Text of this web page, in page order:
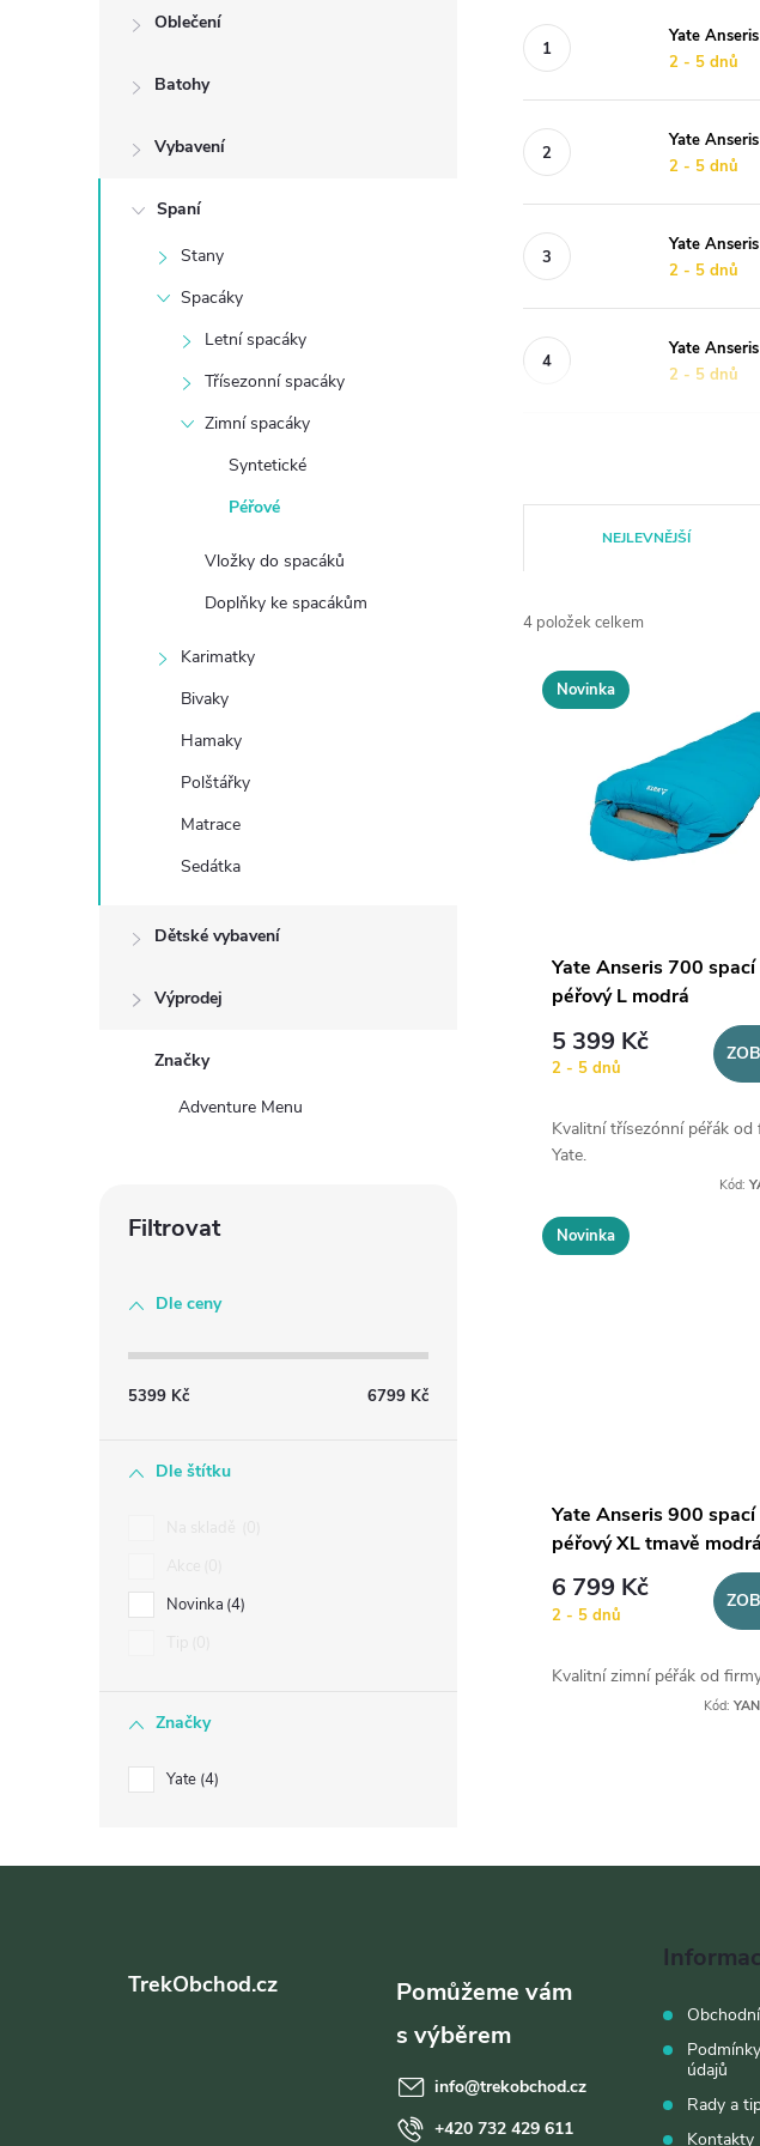
a
Oblečení
Batohy
Vybavení
Spaní
Stany
Spacáky
Letní spacáky
Třísezonní spacáky
Zimní spacáky
Syntetické
Péřové
Vložky do spacáků
Doplňky ke spacákům
Karimatky
Bivaky
Hamaky
Polštářky
Matrace
Sedátka
Dětské vybavení
Výprodej
Značky
Adventure Menu
Dle ceny
5399 Kč 6799 Kč
Dle štítku
Novinka 4
Značky
Yate 4
Yate
2 - 5 dnů
Yate
2 - 5 dnů
Yate
2 - 5 dnů
Yate
2 - 5 dnů
a
z
e
NEJLEVNĚJŠÍ
4 položek celkem
V
u
Novinka
Yate Anseris 700
péřový L modrá
5 399 Kč
2 - 5 dnů
Kvalitní třísezónní péřák od
Yate.
Kód:
Novinka
Yate Anseris 900
péřový XL tmavě modrá
6 799 Kč
2 - 5 dnů
Kvalitní zimní péřák od
Kód:
v
d
c
TrekObchod.cz
info@trekobchod.cz
+420 732 429 611
údajů
Rady a
Kontakty